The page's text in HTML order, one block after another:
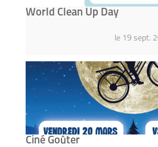
World Clean Up Day
le 19 sept.
Ciné Goûter